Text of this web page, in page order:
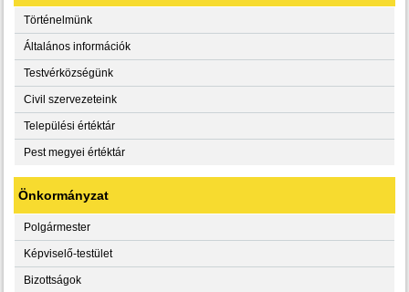
Történelmünk
Általános információk
Testvérközségünk
Civil szervezeteink
Települési értéktár
Pest megyei értéktár
Önkormányzat
Polgármester
Képviselő-testület
Bizottságok